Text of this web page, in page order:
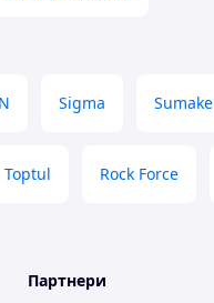
Sigma Sumake
Toptul Rock Force
Партнери